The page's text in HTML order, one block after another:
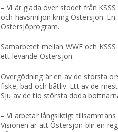
– Vi är glada över stödet från
och havsmiljön kring Östersjön.
Östersjöprogram.
Samarbetet mellan WWF och
ett levande Östersjön.
Övergödning är en av de största
fiske, bad och båtliv. Ett av de
Sju av de tio största döda
– Vi arbetar långsiktigt
Visionen är att Östersjön blir en